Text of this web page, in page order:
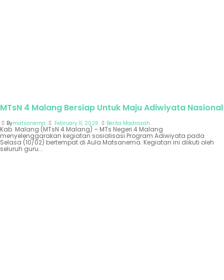
MTsN 4 Malang Bersiap Untuk Maju Adiwiyata Nasional
Bymatsanema February 11, 2026 Berita Madrasah
Kab. Malang (MTsN 4 Malang) – MTs Negeri 4 Malang
menyelenggarakan kegiatan sosialisasi Program Adiwiyata pada
Selasa (10/02) bertempat di Aula Matsanema. Kegiatan ini diikuti oleh
seluruh guru...